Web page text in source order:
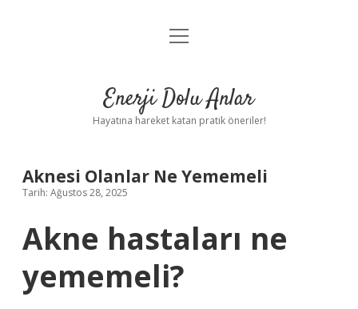
Anasayfa
Yasal Uyarı
menüyü
Enerji Dolu Anlar
Hayatına hareket katan pratik öneriler!
Aknesi Olanlar Ne Yememeli
Tarih: Ağustos 28, 2025
Akne hastaları ne
yememeli?